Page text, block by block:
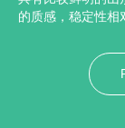
的质感，稳定性